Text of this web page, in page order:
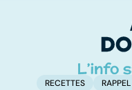
RECETTES